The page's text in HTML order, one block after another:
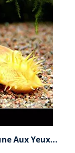
Aux Yeux...